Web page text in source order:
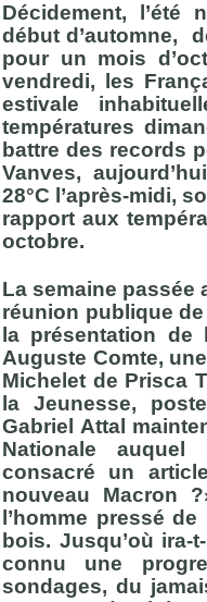
Décidement, l’été
début d’automne,
pour un mois
vendredi, les
estivale
températures
battre des records
Vanves,
28°C l’après-midi,
rapport aux
octobre.
La semaine passée
réunion publique
la présentation de
Auguste Comte,
Michelet de Prisca
la Jeunesse,
Gabriel Attal
Nationale
consacré un
nouveau Macron
l’homme pressé
bois. Jusqu’où
connu une
sondages, du